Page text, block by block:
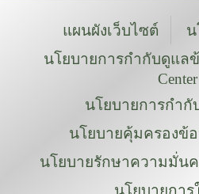
แผนผังเว็บไซต์
น
นโยบายการกำกับดูแล
Center
นโยบายการกำ
นโยบายคุ้มครองข้
นโยบายรักษาความมั่น